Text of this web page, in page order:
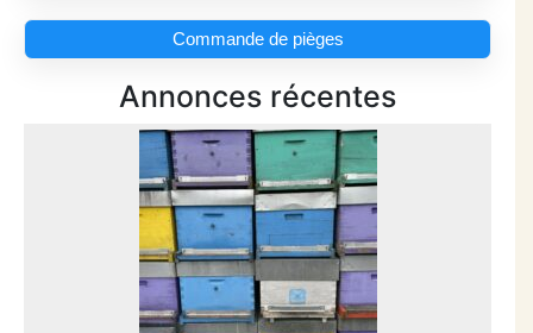
Commande de pièges
Annonces récentes